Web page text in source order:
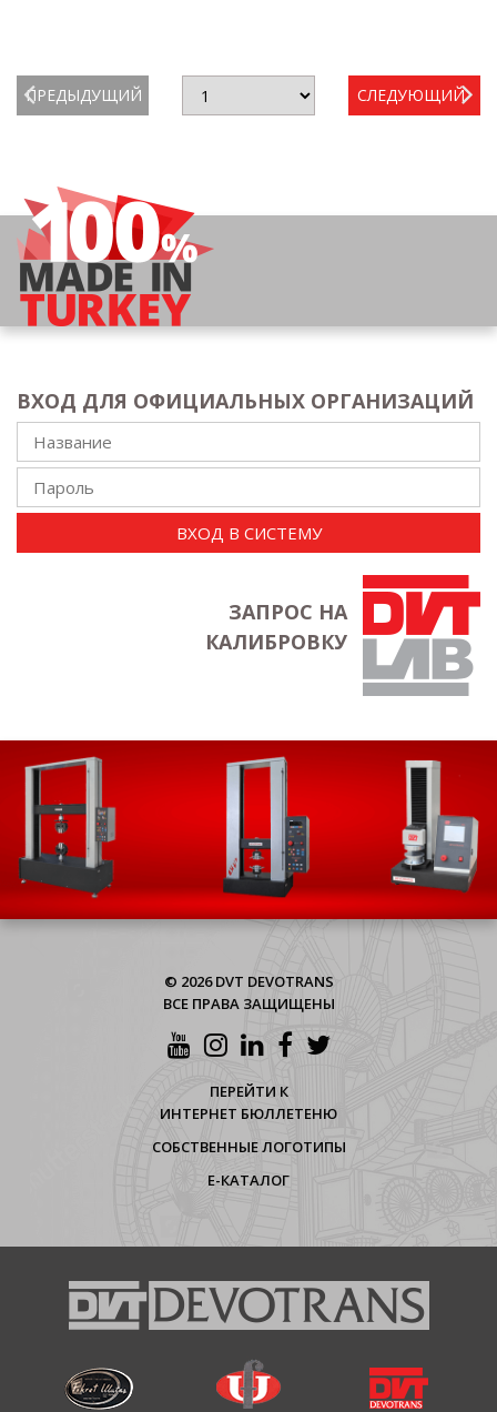
ПРЕДЫДУЩИЙ СЛЕДУЮЩИЙ
ВХОД ДЛЯ ОФИЦИАЛЬНЫХ ОРГАНИЗАЦИЙ
ВХОД В СИСТЕМУ
ЗАПРОС НА
КАЛИБРОВКУ
© 2026 DVT DEVOTRANS
ВСЕ ПРАВА ЗАЩИЩЕНЫ
ПЕРЕЙТИ К
ИНТЕРНЕТ БЮЛЛЕТЕНЮ
СОБСТВЕННЫЕ ЛОГОТИПЫ
Е-КАТАЛОГ